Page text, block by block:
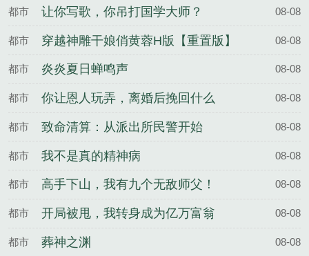
却还要跟其他后宫争宠
都市 让你写歌，你吊打国学大师？ 08-08
都市 穿越神雕干娘俏黄蓉H版【重置版】 08-08
都市 炎炎夏日蝉鸣声 08-08
都市 你让恩人玩弄，离婚后挽回什么 08-08
都市 致命清算：从派出所民警开始 08-08
都市 我不是真的精神病 08-08
都市 高手下山，我有九个无敌师父！ 08-08
都市 开局被甩，我转身成为亿万富翁 08-08
都市 葬神之渊 08-08